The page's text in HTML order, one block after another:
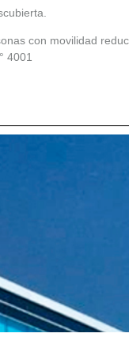
con movilidad
4001